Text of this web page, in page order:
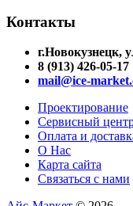
Контакты
г.Новокузнецк,
8 (913) 426-05-17
mail@ice-
Проектирование
Сервисный
Оплата и
О Нас
Карта сайта
Связаться с нами